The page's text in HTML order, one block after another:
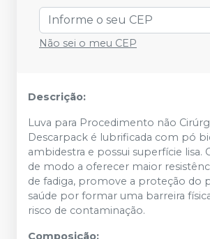
Não sei o meu CEP
Descrição:
Luva para Procedimento não
Descarpack é lubrificada com pó
ambidestra e possui superfície lisa.
de modo a oferecer maior
de fadiga, promove a proteção do
saúde por formar uma barreira
risco de contaminação.
Composição: